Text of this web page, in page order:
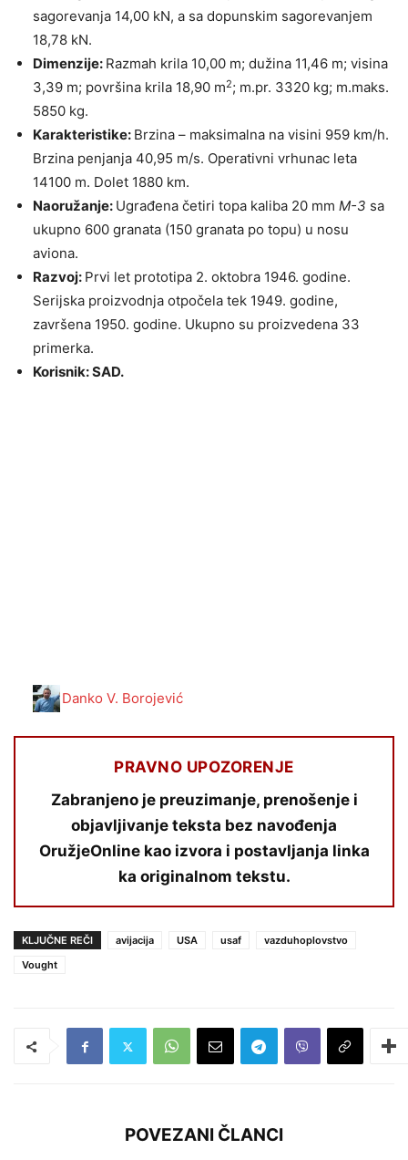
sagorevanja 14,00 kN, a sa dopunskim sagorevanjem
18,78 kN.
Dimenzije: Razmah krila 10,00 m; dužina 11,46 m; visina
3,39 m; površina krila 18,90 m2; m.pr. 3320 kg; m.maks.
5850 kg.
Karakteristike: Brzina – maksimalna na visini 959 km/h.
Brzina penjanja 40,95 m/s. Operativni vrhunac leta
14100 m. Dolet 1880 km.
Naoružanje: Ugrađena četiri topa kaliba 20 mm M-3 sa
ukupno 600 granata (150 granata po topu) u nosu
aviona.
Razvoj: Prvi let prototipa 2. oktobra 1946. godine.
Serijska proizvodnja otpočela tek 1949. godine,
završena 1950. godine. Ukupno su proizvedena 33
primerka.
Korisnik: SAD.
Danko V. Borojević
PRAVNO UPOZORENJE
Zabranjeno je preuzimanje, prenošenje i
objavljivanje teksta bez navođenja
OružjeOnline kao izvora i postavljanja linka
ka originalnom tekstu.
KLJUČNE REČI avijacija USA usaf
vazduhoplovstvo
Vought
POVEZANI ČLANCI